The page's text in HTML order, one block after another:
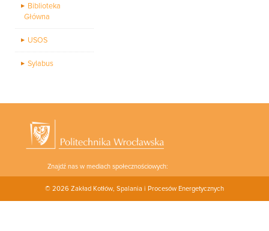
Biblioteka
Główna
USOS
Sylabus
Znajdź nas w mediach społecznościowych:
© 2026 Zakład Kotłów, Spalania i Procesów Energetycznych